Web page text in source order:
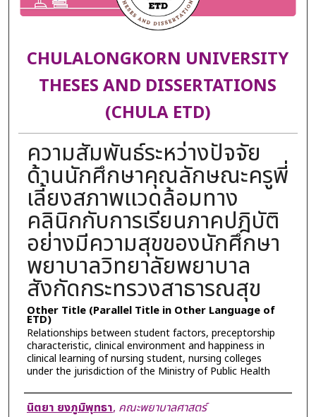
CHULALONGKORN UNIVERSITY
THESES AND DISSERTATIONS
(CHULA ETD)
ความสัมพันธ์ระหว่างปัจจัย
ด้านนักศึกษาคุณลักษณะครูพี่
เลี้ยงสภาพแวดล้อมทาง
คลินิกกับการเรียนภาคปฎิบัติ
อย่างมีความสุขของนักศึกษา
พยาบาลวิทยาลัยพยาบาล
สังกัดกระทรวงสาธารณสุข
Other Title (Parallel Title in Other Language of
ETD)
Relationships between student factors, preceptorship
characteristic, clinical environment and happiness in
clinical learning of nursing student, nursing colleges
under the jurisdiction of the Ministry of Public Health
Author
นิตยา ยงภูมิพุทธา, คณะพยาบาลศาสตร์